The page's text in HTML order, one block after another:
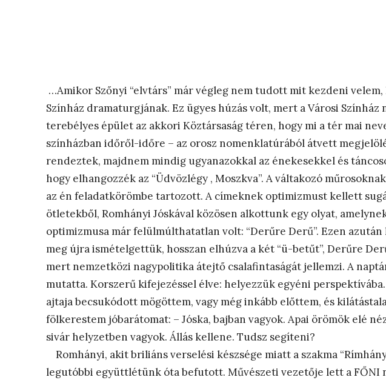
…Amikor Szőnyi “elvtárs” már végleg nem tudott mit kezdeni
Színház dramaturgjának. Ez ügyes húzás volt, mert a Városi Színház
terebélyes épület az akkori Köztársaság téren, hogy mi a tér mai
színházban időről-időre – az orosz nomenklatúrából átvett
rendeztek, majdnem mindig ugyanazokkal az énekesekkel és
hogy elhangozzék az “Üdvözlégy , Moszkva”. A váltakozó
az én feladatkörömbe tartozott. A címeknek optimizmust kellett
ötletekből, Romhányi Jóskával közösen alkottunk egy olyat,
optimizmusa már felülmúlthatatlan volt: “Derűre Derű”. Ezen
meg újra ismételgettük, hosszan elhúzva a két “ü-betűt”, Derűre
mert nemzetközi nagypolitika átejtő csalafintaságát jellemzi. A
mutatta. Korszerű kifejezéssel élve: helyezzük egyéni
ajtaja becsukódott mögöttem, vagy még inkább előttem, és
fölkerestem jóbarátomat: – Jóska, bajban vagyok. Apai örömök elé
sivár helyzetben vagyok. Állás kellene. Tudsz segíteni?
Romhányi, akit briliáns verselési készsége miatt a szakma
legutóbbi együttlétünk óta befutott. Művészeti vezetője lett a FŐNI